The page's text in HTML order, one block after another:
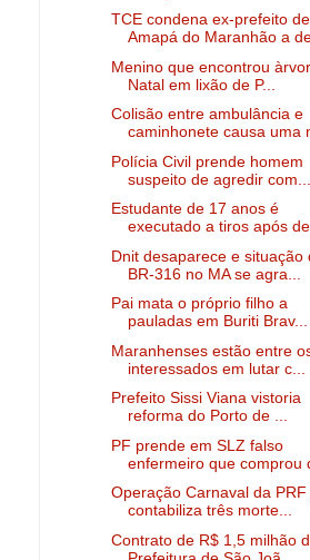
TCE condena ex-prefeito de
Amapá do Maranhão a
Menino que encontrou
Natal em lixão de P...
Colisão entre ambulância e
caminhonete causa uma
Polícia Civil prende homem
suspeito de agredir com...
Estudante de 17 anos é
executado a tiros após
Dnit desaparece e situação
BR-316 no MA se agra...
Pai mata o próprio filho a
pauladas em Buriti Brav...
Maranhenses estão entre
interessados em lutar c...
Prefeito Sissi Viana vistoria
reforma do Porto de ...
PF prende em SLZ falso
enfermeiro que comprou
Operação Carnaval da PRF
contabiliza três morte...
Contrato de R$ 1,5 milhão